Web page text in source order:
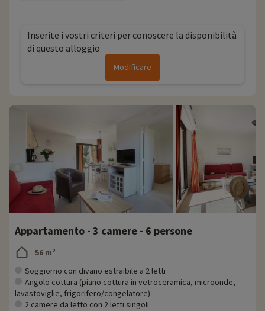
Inserite i vostri criteri per conoscere la disponibilità
di questo alloggio
Modificare
Appartamento - 3 camere - 6 persone
56 m²
Soggiorno con divano estraibile a 2 letti
Angolo cottura (piano cottura in vetroceramica, microonde,
lavastoviglie, frigorifero/congelatore)
2 camere da letto con 2 letti singoli